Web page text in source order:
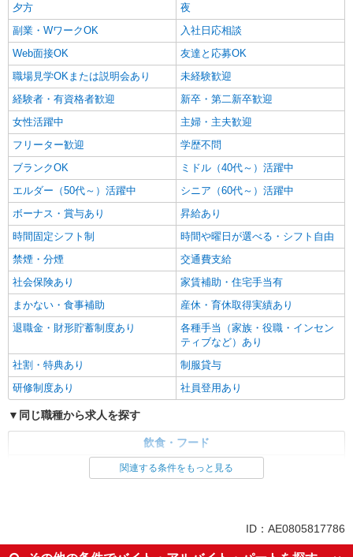
夕方
夜
副業・WワークOK
入社日応相談
Web面接OK
友達と応募OK
職場見学OKまたは説明会あり
未経験歓迎
経験者・有資格者歓迎
新卒・第二新卒歓迎
女性活躍中
主婦・主夫歓迎
フリーター歓迎
学歴不問
ブランクOK
ミドル（40代～）活躍中
エルダー（50代～）活躍中
シニア（60代～）活躍中
ボーナス・賞与あり
昇給あり
時間固定シフト制
時間や曜日が選べる・シフト自由
禁煙・分煙
交通費支給
社会保険あり
家賃補助・住宅手当有
まかない・食事補助
産休・育休取得実績あり
退職金・財形貯蓄制度あり
各種手当（家族・役職・インセン
ティブなど）あり
社割・特典あり
制服貸与
研修制度あり
社員登用あり
同じ職種から求人を探す
飲食・フード
調理・調理補助・調理師
未経験歓迎
ミドル（40代～）活躍中
関連する条件をもっと見る
ID：AE0805817786